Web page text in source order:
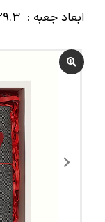
ابعاد جعبه : 29.3 *28.5